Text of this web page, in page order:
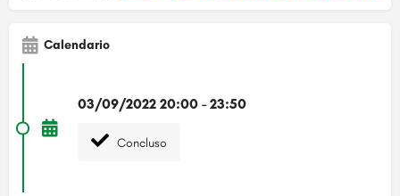
Calendario
03/09/2022 20:00 - 23:50
Concluso